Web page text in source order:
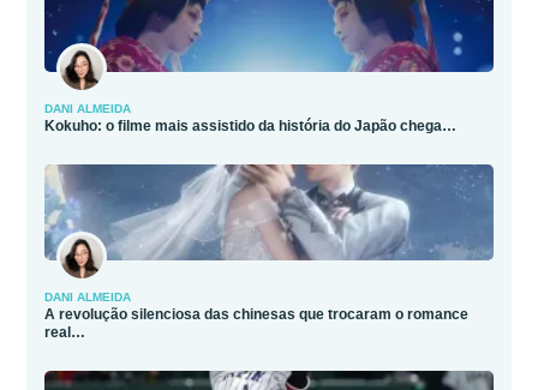
DANI ALMEIDA
Kokuho: o filme mais assistido da história do Japão chega…
DANI ALMEIDA
A revolução silenciosa das chinesas que trocaram o romance
real…